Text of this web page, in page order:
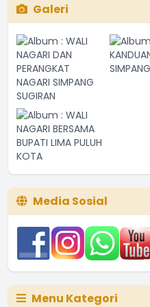
Galeri
Media Sosial
Menu Kategori